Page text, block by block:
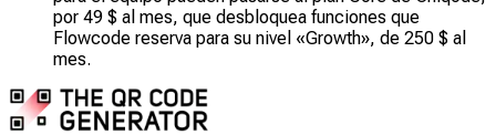
por 49 $ al mes, que desbloquea funciones que
Flowcode reserva para su nivel «Growth», de 250 $ al
mes.